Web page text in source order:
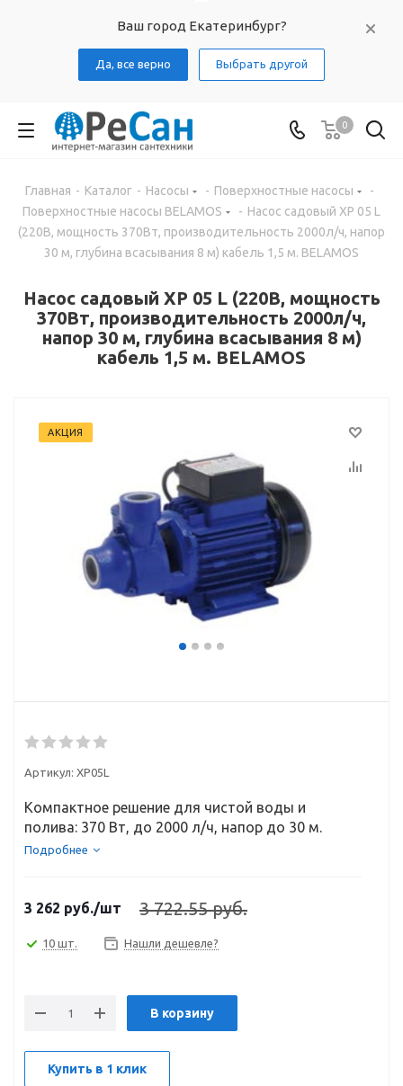
Ваш город Екатеринбург?
Да, все верно Выбрать другой
0
Главная - Каталог - Насосы - Поверхностные насосы
-
Поверхностные насосы BELAMOS
- Насос садовый XP 05 L
(220В, мощность 370Вт, производительность 2000л/ч, напор
30 м, глубина всасывания 8 м) кабель 1,5 м. BELAMOS
Насос садовый XP 05 L (220В, мощность
370Вт, производительность 2000л/ч,
напор 30 м, глубина всасывания 8 м)
кабель 1,5 м. BELAMOS
АКЦИЯ
Артикул: XP05L
Компактное решение для чистой воды и
полива: 370 Вт, до 2000 л/ч, напор до 30 м.
Подробнее
3 262 руб./шт 3 722.55 руб.
10 шт. Нашли дешевле?
В корзину
Купить в 1 клик